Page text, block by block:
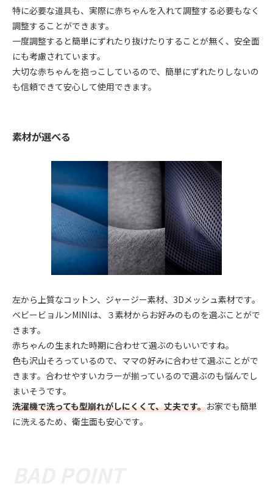
特に必要な道具も、実際に赤ちゃんを入れて調整する必要もなく
調整することができます。
一度調整すると簡単にずれたり抜けたりすることが無く、安全面
にも考慮されています。
大切な赤ちゃんを抱っこしているので、簡単にずれたりしないの
も信頼できて安心して使用できます。
素材が選べる
左から上質なコットン、ジャージー素材、3Dメッシュ素材です。
ベビービョルンMINIは、３素材からお好みのものを選ぶことがで
きます。
赤ちゃんの生まれた時期に合わせて選ぶのもいいですね。
色も沢山そろっているので、ママの好みに合わせて選ぶことがで
きます。合わせやすいカラーが揃っているので選ぶのも悩んでし
まいそうです。
洗濯機で洗っても型崩れがしにくくて、丈夫です。お家でも簡単
に洗えるため、衛生面も安心です。